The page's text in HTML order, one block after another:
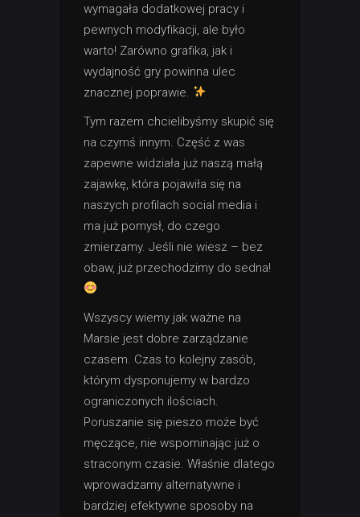
wymagała dodatkowej pracy i
pewnych modyfikacji, ale było
warto! Zarówno grafika, jak i
wydajność gry powinna ulec
znacznej poprawie.
Tym razem chcielibyśmy skupić się
na czymś innym. Część z was
zapewne widziała już naszą małą
zajawkę, która pojawiła się na
naszych profilach social media i
ma już pomysł, do czego
zmierzamy. Jeśli nie wiesz – bez
obaw, już przechodzimy do sedna!
Wszyscy wiemy jak ważne na
Marsie jest dobre zarządzanie
czasem. Czas to kolejny zasób,
którym dysponujemy w bardzo
ograniczonych ilościach.
Poruszanie się pieszo może być
męczące, nie wspominając już o
straconym czasie. Właśnie dlatego
wprowadzamy alternatywne i
bardziej efektywne sposoby na